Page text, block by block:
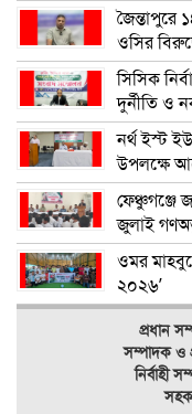
জৈন্তাপুরে
ওসির
সিসিক
দুর্নীতি ও
নর্থ ইস্ট
উপলক্ষে
ফেঞ্চুগঞ্জে
জুলাই
ওমর
২০২৬’
প্রধান
সম্পাদক ও
নির্বাহী